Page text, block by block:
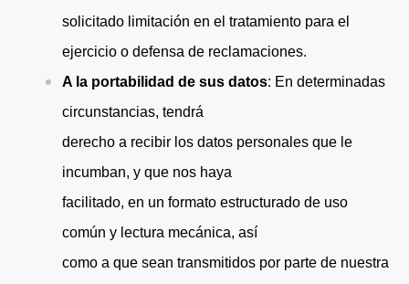
solicitado limitación en el tratamiento para el
ejercicio o defensa de reclamaciones.
A la portabilidad de sus datos: En determinadas
circunstancias, tendrá
derecho a recibir los datos personales que le
incumban, y que nos haya
facilitado, en un formato estructurado de uso
común y lectura mecánica, así
como a que sean transmitidos por parte de nuestra